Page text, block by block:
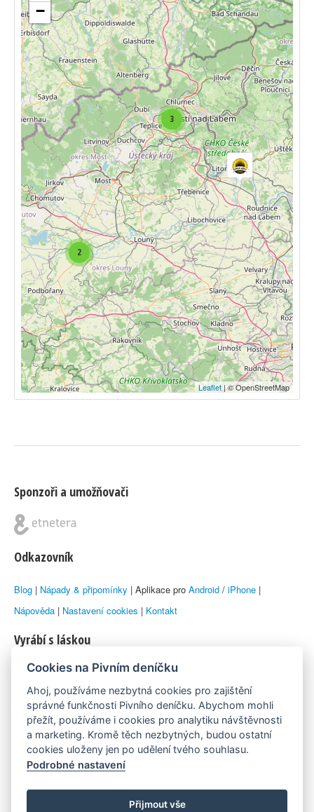
2
3
−
Leaflet | © OpenStreetMap
Sponzoři a umožňovači
Odkazovník
Blog | Nápady & připomínky | Aplikace pro Android / iPhone |
Nápověda | Nastavení cookies | Kontakt
Vyrábí s láskou
© 2010–2026 byLukáš Zemanaka Emka
Máme rádi
Pivní.info
Poznámka pod čarou
Pivní deníček je nezávislý zdroj, který není spjat s žádným
Cookies na Pivním deníčku
Ahoj, používáme nezbytná cookies pro zajištění
správné funkčnosti Pivního deníčku. Abychom mohli
přežít, používáme i cookies pro analytiku návštěvnosti
a marketing. Kromě těch nezbytných, budou ostatní
cookies uloženy jen po udělení tvého souhlasu.
Podrobné nastavení
Přijmout vše